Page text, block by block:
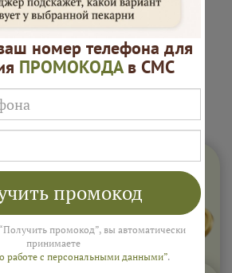
номер телефона для
ПРОМОКОДАв СМС
промокод
промокод”, вы автоматически
принимаете
работе с персональными данными”.